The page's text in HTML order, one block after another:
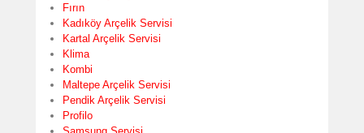
Fırın
Kadıköy Arçelik Servisi
Kartal Arçelik Servisi
Klima
Kombi
Maltepe Arçelik Servisi
Pendik Arçelik Servisi
Profilo